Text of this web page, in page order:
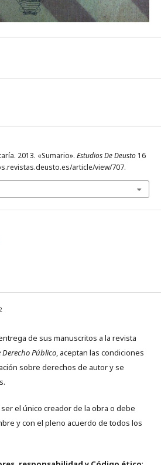
2013. «Sumario». Estudios De Deusto 16
article/view/707.
de sus manuscritos a la revista
Derecho Público, aceptan las condiciones
sobre derechos de autor y se
el único creador de la obra o debe
y con el pleno acuerdo de todos los